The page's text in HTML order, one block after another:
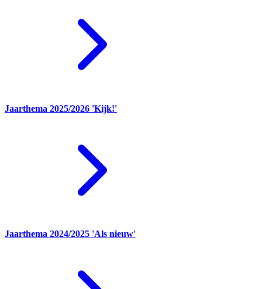
Jaarthema 2025/2026 'Kijk!'
Jaarthema 2024/2025 'Als nieuw'